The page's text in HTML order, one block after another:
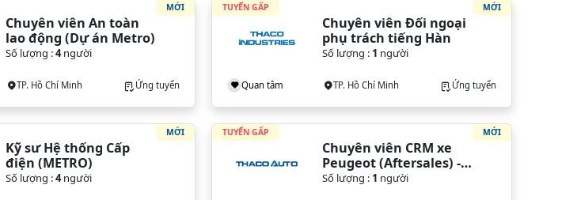
Chuyên viên An toàn
lao động (Dự án Metro)
Số lượng :4người
TP. Hồ Chí Minh Ứng tuyển
MỚI
Chuyên viên Đối ngoại
phụ trách tiếng Hàn
Số lượng :1 người
Quan tâm TP. Hồ Chí Minh Ứng tuyển
MỚI
TUYỂN GẤP
Kỹ sư Hệ thống Cấp
điện (METRO)
Số lượng :4người
MỚI
Chuyên viên CRM xe
Peugeot (Aftersales) -
VPĐH (TP. HCM)
Số lượng :1 người
MỚI
TUYỂN GẤP